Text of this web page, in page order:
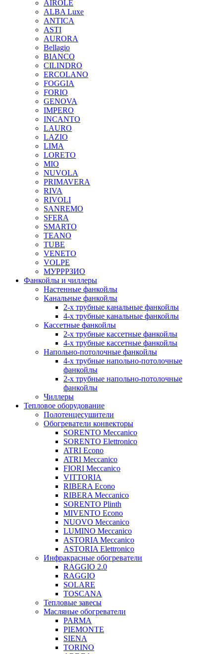
AIROLE
ALBA Luxe
ANTICA
ASTI
AURORA
Bellagio
BIANCO
CILINDRO
ERCOLANO
FOGGIA
FORIO
GENOVA
IMPERO
INCANTO
LAURO
LAZIO
LIMA
LORETO
MIO
NUVOLA
PRIMAVERA
RIVA
RIVOLI
SANREMO
SFERA
SMARTO
TEANO
TUBE
VENETO
VOLPE
МУРРРЗИО
Фанкойлы и чиллеры
Настенные фанкойлы
Канальные фанкойлы
2-х трубные канальные фанкойлы
4-х трубные канальные фанкойлы
Кассетные фанкойлы
2-х трубные кассетные фанкойлы
4-х трубные кассетные фанкойлы
Напольно-потолочные фанкойлы
4-х трубные напольно-потолочные
фанкойлы
2-х трубные напольно-потолочные
фанкойлы
Чиллеры
Тепловое оборудование
Полотенцесушители
Обогреватели конвекторы
SORENTO Meccanico
SORENTO Elettronico
ATRI Econo
ATRI Meccanico
FIORI Meccanico
VITTORIA
RIBERA Econo
RIBERA Meccanico
SORENTO Plinth
MIVENTO Econo
NUOVO Meccanico
LUMINO Meccanico
ASTORIA Meccanico
ASTORIA Elettronico
Инфракрасные обогреватели
RAGGIO 2.0
RAGGIO
SOLARE
TOSCANA
Тепловые завесы
Масляные обогреватели
PARMA
PIEMONTE
SIENA
TORINO